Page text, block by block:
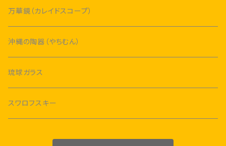
万華鏡（カレイドスコープ）
沖縄の陶器（やちむん）
琉球ガラス
スワロフスキー